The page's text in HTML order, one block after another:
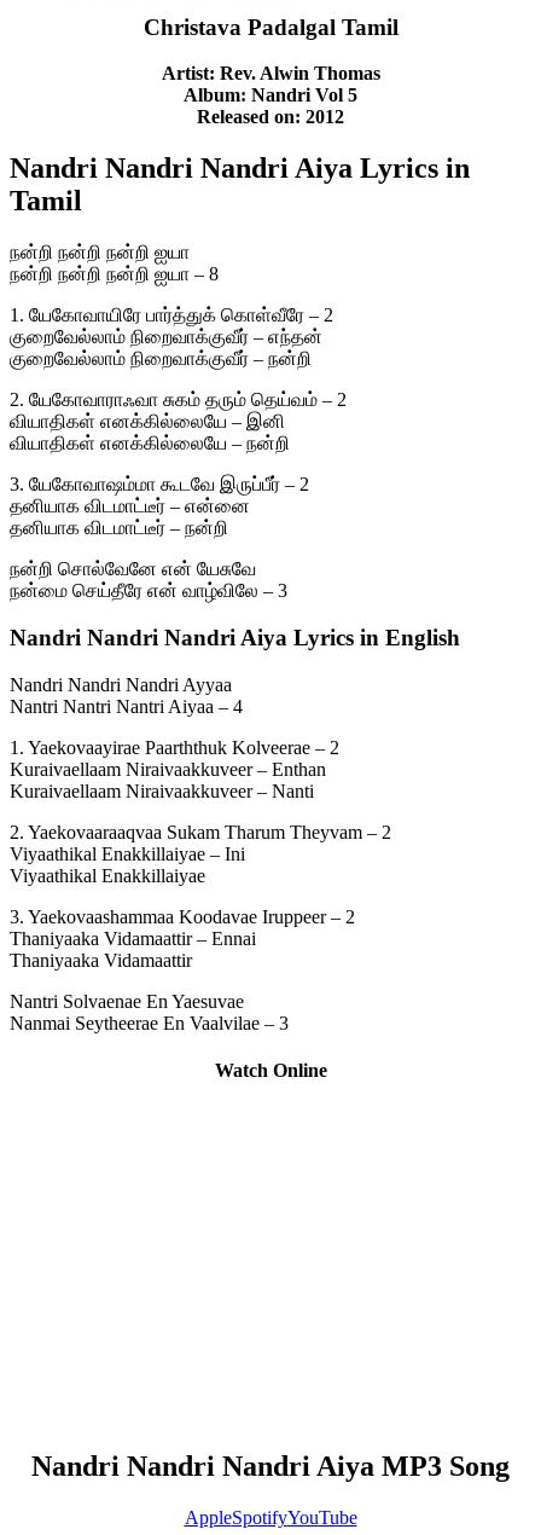
Christava Padalgal Tamil
Artist: Rev. Alwin Thomas
Album: Nandri Vol 5
Released on: 2012
Nandri Nandri Nandri Aiya Lyrics in
Tamil
நன்றி நன்றி நன்றி ஐயா
நன்றி நன்றி நன்றி ஐயா – 8
1. யேகோவாயிரே பார்த்துக் கொள்வீரே – 2
குறைவேல்லாம் நிறைவாக்குவீர் – எந்தன்
குறைவேல்லாம் நிறைவாக்குவீர் – நன்றி
2. யேகோவாராஃவா சுகம் தரும் தெய்வம் – 2
வியாதிகள் எனக்கில்லையே – இனி
வியாதிகள் எனக்கில்லையே – நன்றி
3. யேகோவாஷம்மா கூடவே இருப்பீர் – 2
தனியாக விடமாட்டீர் – என்னை
தனியாக விடமாட்டீர் – நன்றி
நன்றி சொல்வேனே என் யேசுவே
நன்மை செய்தீரே என் வாழ்விலே – 3
Nandri Nandri Nandri Aiya Lyrics in English
Nandri Nandri Nandri Ayyaa
Nantri Nantri Nantri Aiyaa – 4
1. Yaekovaayirae Paarththuk Kolveerae – 2
Kuraivaellaam Niraivaakkuveer – Enthan
Kuraivaellaam Niraivaakkuveer – Nanti
2. Yaekovaaraaqvaa Sukam Tharum Theyvam – 2
Viyaathikal Enakkillaiyae – Ini
Viyaathikal Enakkillaiyae
3. Yaekovaashammaa Koodavae Iruppeer – 2
Thaniyaaka Vidamaattir – Ennai
Thaniyaaka Vidamaattir
Nantri Solvaenae En Yaesuvae
Nanmai Seytheerae En Vaalvilae – 3
Watch Online
Nandri Nandri Nandri Aiya MP3 Song
AppleSpotifyYouTube